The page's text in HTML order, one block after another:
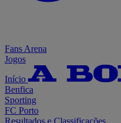
Fans Arena
Jogos
Início
Benfica
Sporting
FC Porto
Resultados e Classificações